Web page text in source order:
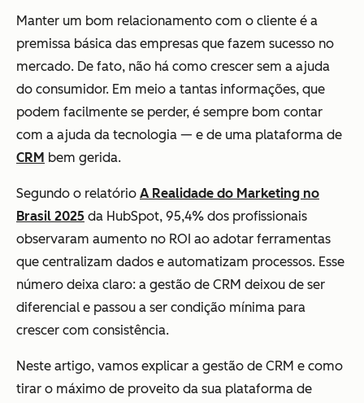
Manter um bom relacionamento com o cliente é a
premissa básica das empresas que fazem sucesso no
mercado. De fato, não há como crescer sem a ajuda
do consumidor. Em meio a tantas informações, que
podem facilmente se perder, é sempre bom contar
com a ajuda da tecnologia — e de uma plataforma de
CRM bem gerida.
Segundo o relatório A Realidade do Marketing no
Brasil 2025 da HubSpot, 95,4% dos profissionais
observaram aumento no ROI ao adotar ferramentas
que centralizam dados e automatizam processos. Esse
número deixa claro: a gestão de CRM deixou de ser
diferencial e passou a ser condição mínima para
crescer com consistência.
Neste artigo, vamos explicar a gestão de CRM e como
tirar o máximo de proveito da sua plataforma de